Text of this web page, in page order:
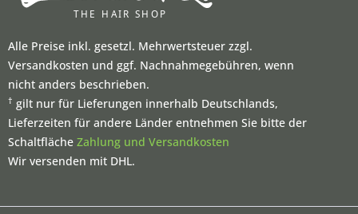
Alle Preise inkl. gesetzl. Mehrwertsteuer zzgl.
Versandkosten und ggf. Nachnahmegebühren, wenn
nicht anders beschrieben.
† gilt nur für Lieferungen innerhalb Deutschlands,
Lieferzeiten für andere Länder entnehmen Sie bitte der
Schaltfläche Zahlung und Versandkosten
Wir versenden mit DHL.